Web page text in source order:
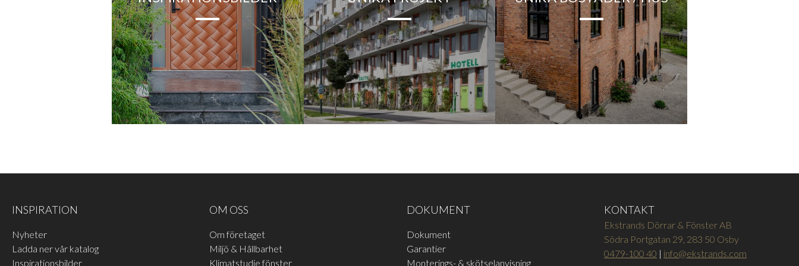
BAS-Familjen
Handtag
Slagportar
Innerdörrar gammal standard
Utåtgående fönster
Fönsterhandtag
INSPIRATION
Nyheter
Ladda ner vår katalog
Inspirationsbilder
OM OSS
Om företaget
Miljö & Hållbarhet
Klimatstudie fönster
DOKUMENT
Dokument
Garantier
Monterings- & skötselanvisning
KONTAKT
Ekstrands Dörrar & Fönster AB
Södra Portgatan 29, 283 50 Osby
0479-100 40 | info@ekstrands.com